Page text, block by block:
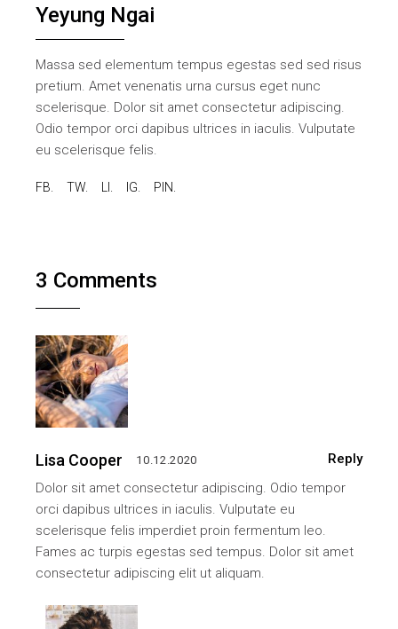
Yeyung Ngai
Massa sed elementum tempus egestas sed sed risus
pretium. Amet venenatis urna cursus eget nunc
scelerisque. Dolor sit amet consectetur adipiscing.
Odio tempor orci dapibus ultrices in iaculis. Vulputate
eu scelerisque felis.
FB. TW. IG. PIN.
3 Comments
Lisa Cooper 10.12.2020
Reply
Dolor sit amet consectetur adipiscing. Odio tempor
orci dapibus ultrices in iaculis. Vulputate eu
scelerisque felis imperdiet proin fermentum leo.
Fames ac turpis egestas sed tempus. Dolor sit amet
consectetur adipiscing elit ut aliquam.